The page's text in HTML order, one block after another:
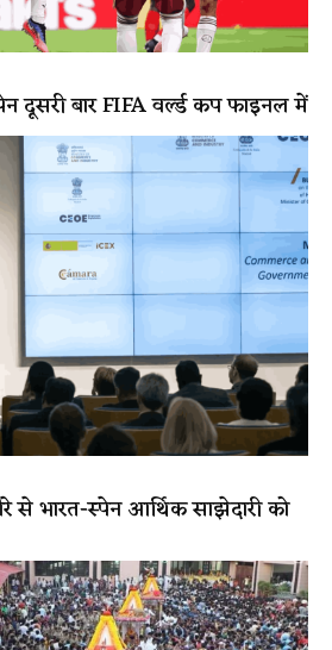
दूसरी बार FIFA वर्ल्ड कप फाइनल में
से भारत-स्पेन आर्थिक साझेदारी को